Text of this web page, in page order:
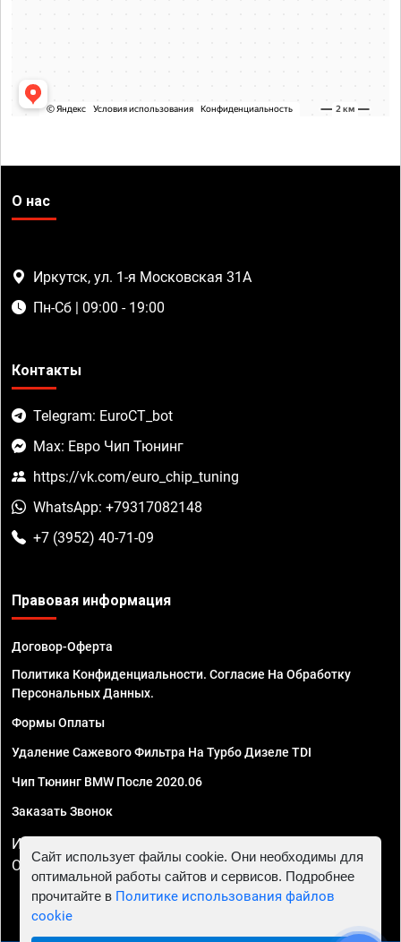
О нас
Иркутск, ул. 1-я Московская 31А
Пн-Сб | 09:00 - 19:00
Контакты
Telegram: EuroCT_bot
Max: Евро Чип Тюнинг
https://vk.com/euro_chip_tuning
WhatsApp: +79317082148
+7 (3952) 40-71-09
Правовая информация
Договор-Оферта
Политика Конфиденциальности. Согласие На Обработку
Персональных Данных.
Формы Оплаты
Удаление Сажевого Фильтра На Турбо Дизеле TDI
Чип Тюнинг BMW После 2020.06
Заказать Звонок
ИП Смирнов Георгий Павлович. ИНН 781302555843,
ОГРНИП 324470400032610
Сайт использует файлы cookie. Они необходимы для
оптимальной работы сайтов и сервисов. Подробнее
прочитайте в Политике использования файлов
cookie